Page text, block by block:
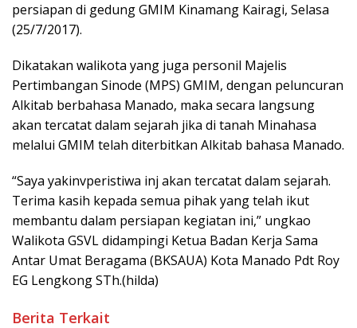
persiapan di gedung GMIM Kinamang Kairagi, Selasa
(25/7/2017).
Dikatakan walikota yang juga personil Majelis
Pertimbangan Sinode (MPS) GMIM, dengan peluncuran
Alkitab berbahasa Manado, maka secara langsung
akan tercatat dalam sejarah jika di tanah Minahasa
melalui GMIM telah diterbitkan Alkitab bahasa Manado.
“Saya yakinvperistiwa inj akan tercatat dalam sejarah.
Terima kasih kepada semua pihak yang telah ikut
membantu dalam persiapan kegiatan ini,” ungkao
Walikota GSVL didampingi Ketua Badan Kerja Sama
Antar Umat Beragama (BKSAUA) Kota Manado Pdt Roy
EG Lengkong STh.(hilda)
Berita Terkait